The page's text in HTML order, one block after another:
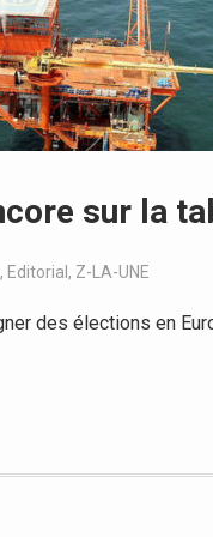
sur la
, Editorial , Z-LA-UNE
des élections en